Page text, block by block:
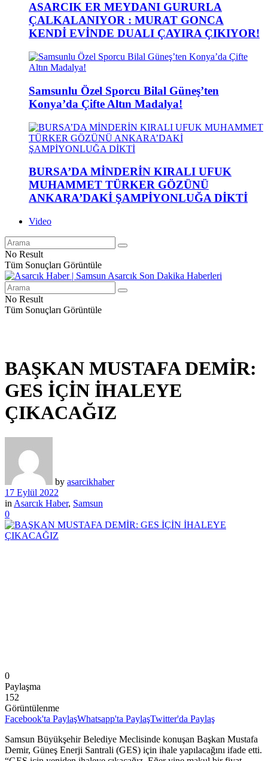
ASARCIK ER MEYDANI GURURLA
ÇALKALANIYOR : MURAT GONCA
KENDİ EVİNDE DUALI ÇAYIRA ÇIKIYOR!
Samsunlu Özel Sporcu Bilal Güneş’ten
Konya’da Çifte Altın Madalya!
BURSA’DA MİNDERİN KIRALI UFUK
MUHAMMET TÜRKER GÖZÜNÜ
ANKARA’DAKİ ŞAMPİYONLUĞA DİKTİ
Video
No Result
Tüm Sonuçları Görüntüle
No Result
Tüm Sonuçları Görüntüle
BAŞKAN MUSTAFA DEMİR:
GES İÇİN İHALEYE
ÇIKACAĞIZ
by asarcikhaber
17 Eylül 2022
in Asarcık Haber, Samsun
0
0
Paylaşma
152
Görüntülenme
Facebook'ta PaylaşWhatsapp'ta PaylaşTwitter'da Paylaş
Samsun Büyükşehir Belediye Meclisinde konuşan Başkan Mustafa
Demir, Güneş Enerji Santrali (GES) için ihale yapılacağını ifade etti.